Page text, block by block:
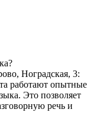
Ноградская, 3:
работают опытные
Это позволяет
речь и